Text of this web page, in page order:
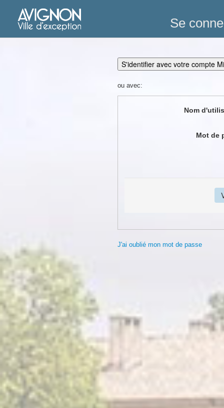
Se
S'identifier avec votre compte
ou avec:
Nom
Mot de
J'ai oublié mon mot de passe